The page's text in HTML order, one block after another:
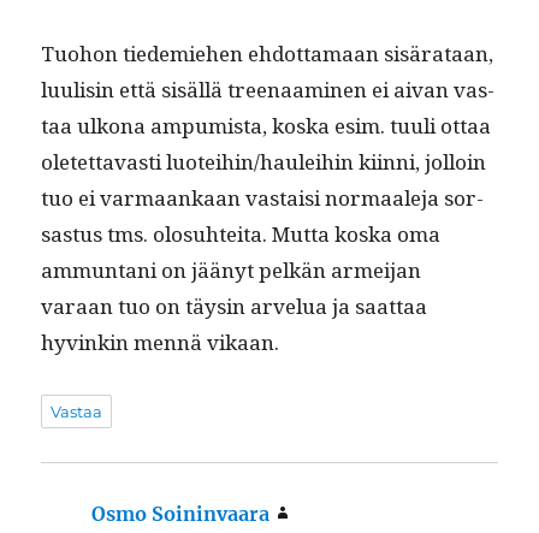
Tuo­hon tiedemiehen ehdot­ta­maan sisärataan,
luulisin että sisäl­lä treenaami­nen ei aivan vas­
taa ulkona ampumista, kos­ka esim. tuuli ottaa
oletet­tavasti luoteihin/hauleihin kiin­ni, jol­loin
tuo ei var­maankaan vas­taisi nor­maale­ja sor­
sas­tus tms. olo­suhtei­ta. Mut­ta kos­ka oma
ammuntani on jäänyt pelkän armei­jan
varaan tuo on täysin arvelua ja saat­taa
hyvinkin men­nä vikaan.
Vastaa
Osmo Soininvaara